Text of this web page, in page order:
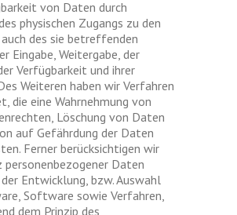
von Daten durch
physischen Zugangs zu den
des sie betreffenden
Eingabe, Weitergabe, der
Verfügbarkeit und ihrer
Weiteren haben wir Verfahren
die eine Wahrnehmung von
Löschung von Daten
auf Gefährdung der Daten
Ferner berücksichtigen wir
personenbezogener Daten
Entwicklung, bzw. Auswahl
Software sowie Verfahren,
dem Prinzip des